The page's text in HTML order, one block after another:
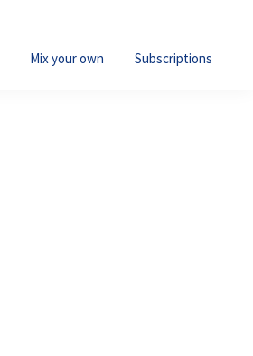
Mix your own Subscriptions